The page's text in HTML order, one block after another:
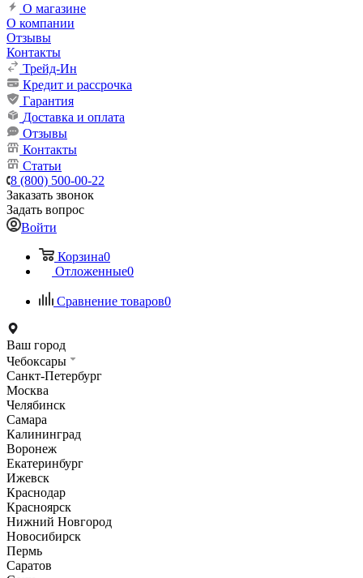
О магазине
О компании
Отзывы
Контакты
Трейд-Ин
Кредит и рассрочка
Гарантия
Доставка и оплата
Отзывы
Контакты
Статьи
8 (800) 500-00-22
Заказать звонок
Задать вопрос
Войти
Корзина0
Отложенные0
Сравнение товаров0
Ваш город
Чебоксары
Санкт-Петербург
Москва
Челябинск
Самара
Калининград
Воронеж
Екатеринбург
Ижевск
Краснодар
Красноярск
Нижний Новгород
Новосибирск
Пермь
Саратов